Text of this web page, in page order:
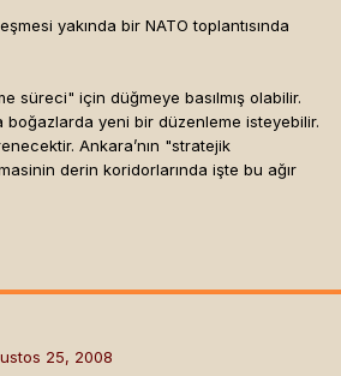
yakında bir NATO toplantısında
süreci" için düğmeye basılmış olabilir.
boğazlarda yeni bir düzenleme isteyebilir.
Ankara’nın "stratejik
derin koridorlarında işte bu ağır
25, 2008